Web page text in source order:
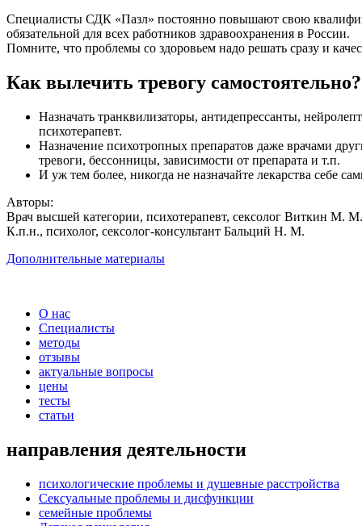
Специалисты СДК «Пазл» постоянно повышают свою
обязательной для всех работников здравоохранения в России.
Помните, что проблемы со здоровьем надо решать сразу и
Как вылечить тревогу самостоятельно?
Назначать транквилизаторы, антидепрессанты,
психотерапевт.
Назначение психотропных препаратов даже врачами
тревоги, бессонницы, зависимости от препарата и т.п.
И уж тем более, никогда не назначайте лекарства себе
Авторы:
Врач высшей категории, психотерапевт, сексолог Виткин М.
К.п.н., психолог, сексолог-консультант Бальций Н. М.
Дополнительные материалы
О нас
Специалисты
методы
отзывы
актуальные вопросы
цены
тесты
статьи
направления деятельности
психологические проблемы и душевные расстройства
Сексуальные проблемы и дисфункции
семейные проблемы